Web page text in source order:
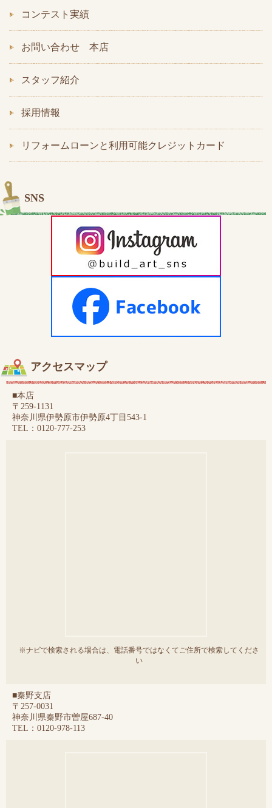
コンテスト実績
お問い合わせ 本店
スタッフ紹介
採用情報
リフォームローンと利用可能クレジットカード
SNS
アクセスマップ
■本店
〒259-1131
神奈川県伊勢原市伊勢原4丁目543-1
TEL：0120-777-253
※ナビで検索される場合は、電話番号ではなくてご住所で検索してくださ
い
■秦野支店
〒257-0031
神奈川県秦野市曽屋687-40
TEL：0120-978-113